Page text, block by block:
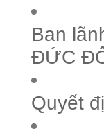
Ban
ĐỨC
Quyết